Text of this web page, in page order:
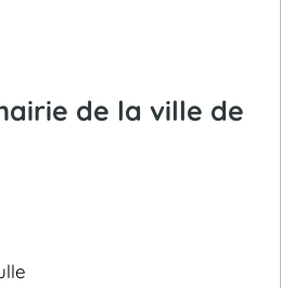
de la ville de